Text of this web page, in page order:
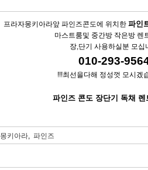
프라자몽키아라앞 파인즈콘도에 위치한 파인
마스트룸및 중간방 작은방 렌
장,단기 사용하실분 모십
010-293-
!!!최선을다해 정성껏 모시겠
파인즈 콘도 장단기 독채 렌
몽키아라, 파인즈